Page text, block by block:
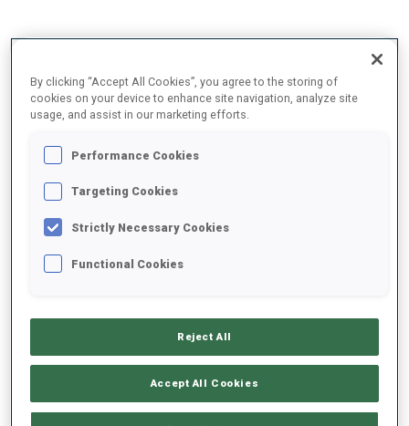
2025/2026
MOYENNE DE PERFORMANCE
RETARD SUR LE MEILLEUR CHRONO SKI
TIR COUCHÉ
By clicking “Accept All Cookies”, you agree to the storing of
cookies on your device to enhance site navigation, analyze site
usage, and assist in our marketing efforts.
Performance Cookies
Targeting Cookies
Strictly Necessary Cookies
Functional Cookies
Reject All
Accept All Cookies